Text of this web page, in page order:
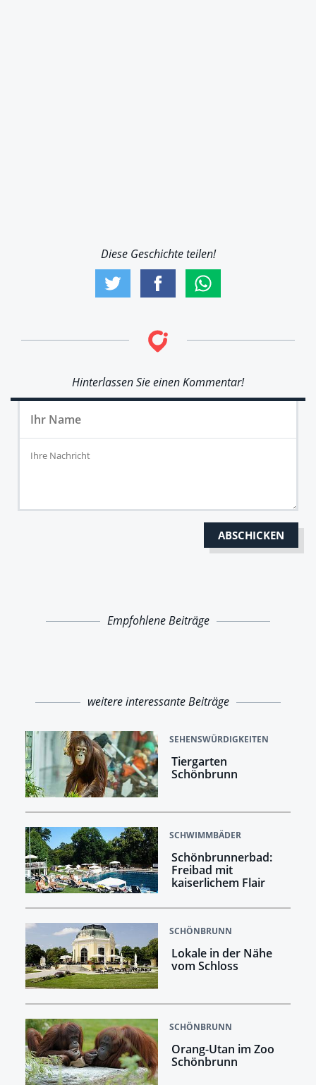
Diese Geschichte teilen!
Hinterlassen Sie einen Kommentar!
Empfohlene Beiträge
weitere interessante Beiträge
SEHENSWÜRDIGKEITEN
Tiergarten
Schönbrunn
SCHWIMMBÄDER
Schönbrunnerbad:
Freibad mit
kaiserlichem Flair
SCHÖNBRUNN
Lokale in der Nähe
vom Schloss
SCHÖNBRUNN
Orang-Utan im Zoo
Schönbrunn